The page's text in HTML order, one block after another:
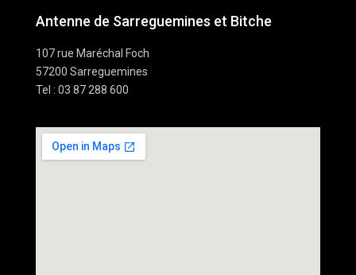
Antenne de Sarreguemines et Bitche
107 rue Maréchal Foch
57200 Sarreguemines
Tel : 03 87 288 600